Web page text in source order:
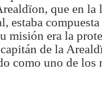
que en la
estaba
misión era la
de la
como uno de los